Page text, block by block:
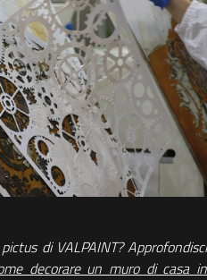
di VALPAINT? Approfondisci
decorare un muro di casa in